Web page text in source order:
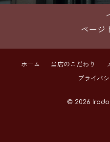
ページ
ホーム 当店のこだわり
プライバ
© 2026